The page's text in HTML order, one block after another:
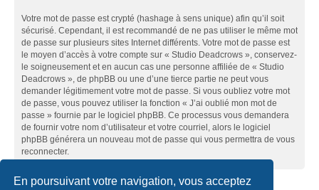
En poursuivant votre navigation, vous acceptez
Votre mot de passe est crypté (hashage à sens unique) afin qu’il soit
sécurisé. Cependant, il est recommandé de ne pas utiliser le même mot
de passe sur plusieurs sites Internet différents. Votre mot de passe est
le moyen d’accès à votre compte sur « Studio Deadcrows », conservez-
le soigneusement et en aucun cas une personne affiliée de « Studio
Deadcrows », de phpBB ou une d’une tierce partie ne peut vous
demander légitimement votre mot de passe. Si vous oubliez votre mot
de passe, vous pouvez utiliser la fonction « J’ai oublié mon mot de
passe » fournie par le logiciel phpBB. Ce processus vous demandera
de fournir votre nom d’utilisateur et votre courriel, alors le logiciel
phpBB générera un nouveau mot de passe qui vous permettra de vous
reconnecter.